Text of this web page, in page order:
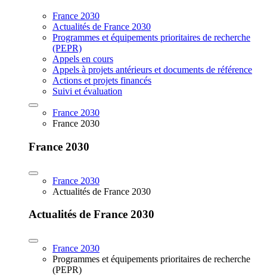
France 2030
Actualités de France 2030
Programmes et équipements prioritaires de recherche
(PEPR)
Appels en cours
Appels à projets antérieurs et documents de référence
Actions et projets financés
Suivi et évaluation
France 2030
France 2030
France 2030
France 2030
Actualités de France 2030
Actualités de France 2030
France 2030
Programmes et équipements prioritaires de recherche
(PEPR)